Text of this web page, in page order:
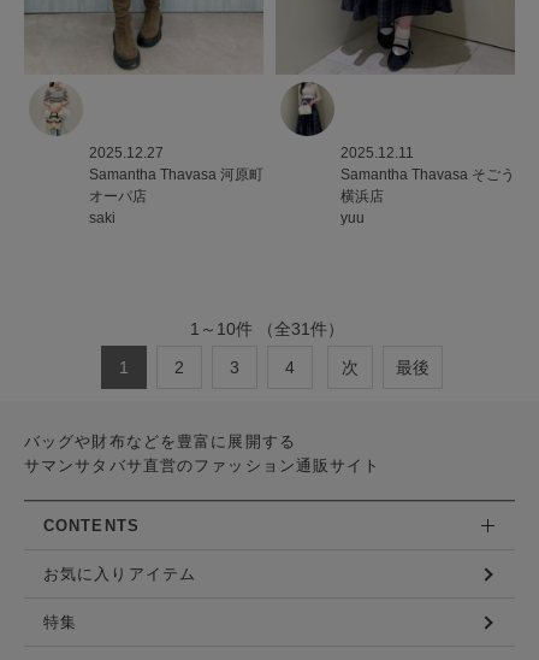
2025.12.27
Samantha Thavasa 河原町
オーパ店
saki
2025.12.11
Samantha Thavasa そごう
横浜店
yuu
1 ～ 10件 （全31件）
1
2 3 4 次 最後
バッグや財布などを豊富に展開する
サマンサタバサ直営のファッション通販サイト
CONTENTS
お気に入りアイテム
特集